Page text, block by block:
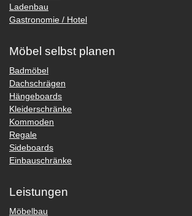
Ladenbau
Gastronomie / Hotel
Möbel selbst planen
Badmöbel
Dachschrägen
Hängeboards
Kleiderschränke
Kommoden
Regale
Sideboards
Einbauschränke
Leistungen
Möbelbau